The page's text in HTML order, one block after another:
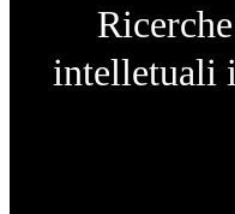
intelletuali